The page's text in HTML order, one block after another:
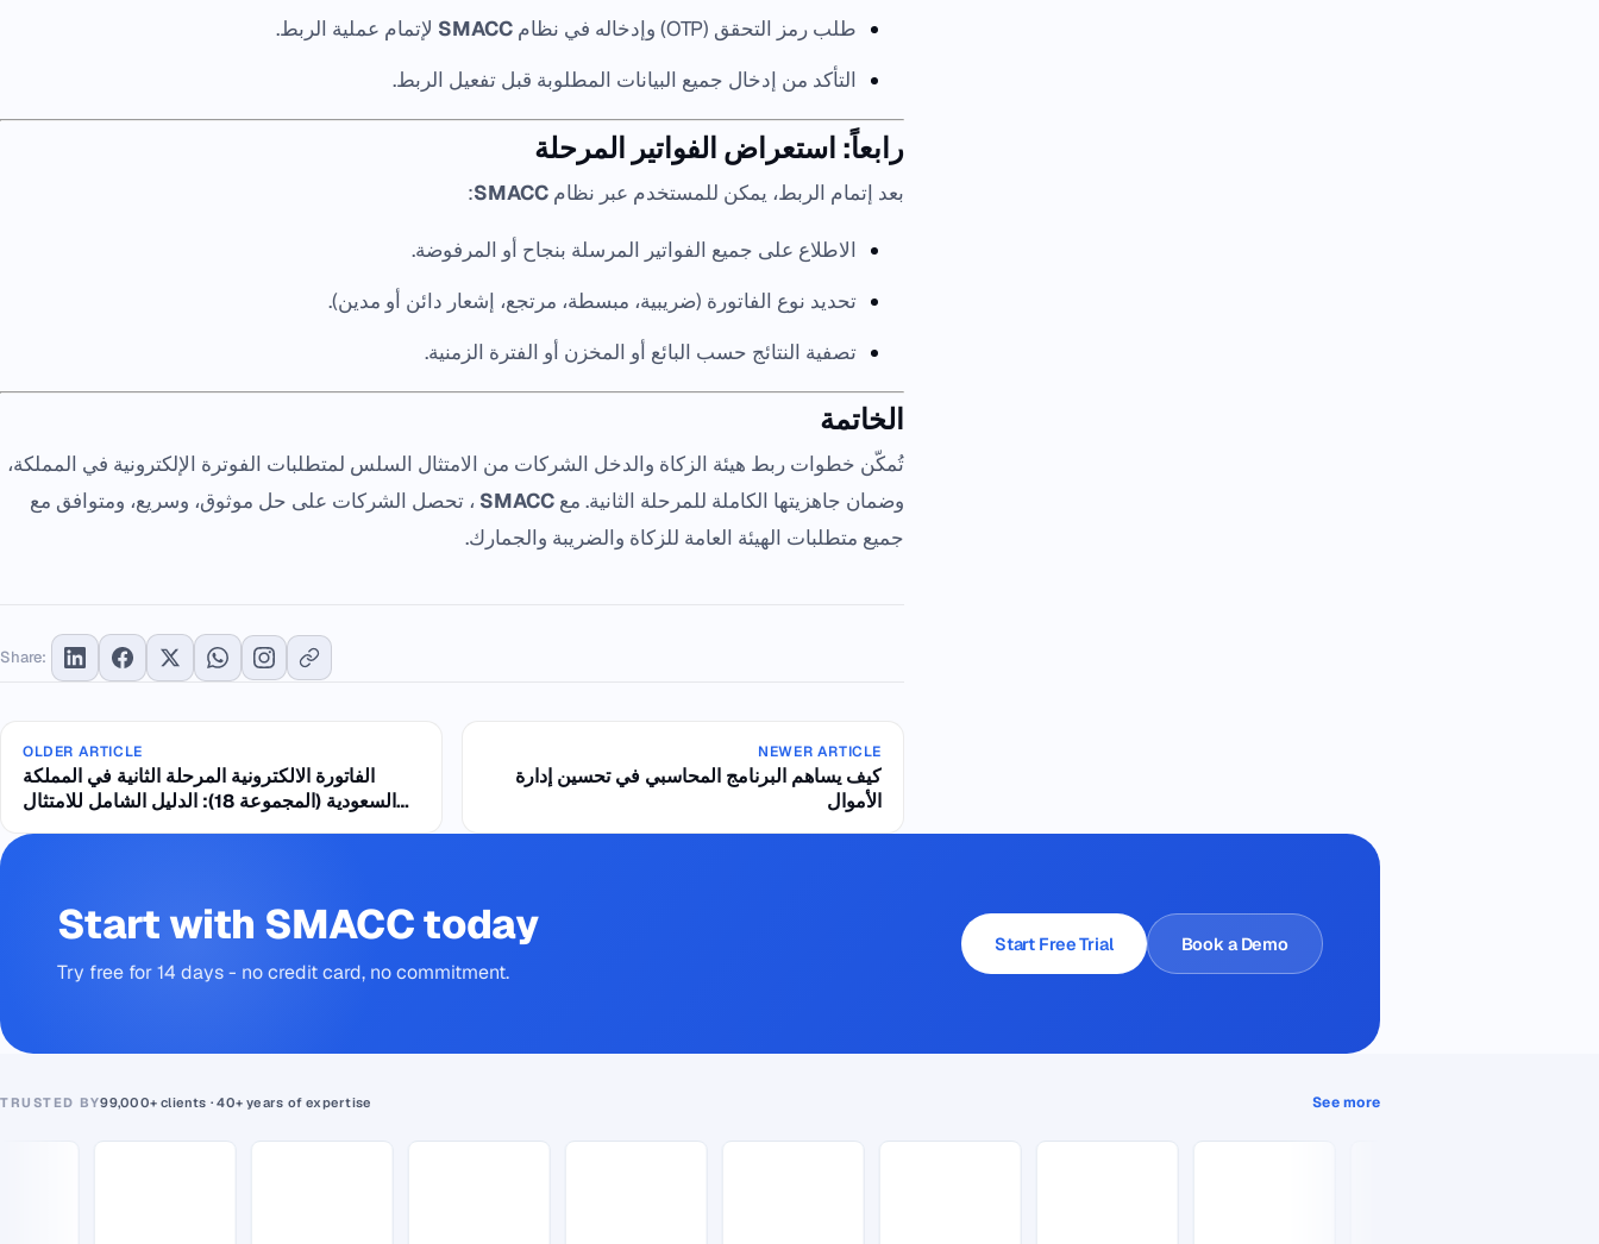
طلب رمز التحقق (OTP) وإدخاله في نظام
SMACC لإتمام عملية الربط.
التأكد من إدخال جميع البيانات المطلوبة قبل تفعيل الربط.
رابعاً: استعراض الفواتير المرحلة
بعد إتمام الربط، يمكن للمستخدم عبر نظام SMACC
:
الاطلاع على جميع الفواتير المرسلة بنجاح أو المرفوضة.
تحديد نوع الفاتورة (ضريبية، مبسطة، مرتجع، إشعار دائن أو مدين).
تصفية النتائج حسب البائع أو المخزن أو الفترة الزمنية.
الخاتمة
تُمكّن خطوات ربط هيئة الزكاة والدخل الشركات من الامتثال السلس لمتطلبات الفوترة الإلكترونية في المملكة،
وضمان جاهزيتها الكاملة للمرحلة الثانية. مع SMACC ، تحصل الشركات على حل موثوق، وسريع، ومتوافق مع
جميع متطلبات الهيئة العامة للزكاة والضريبة والجمارك.
Share:
OLDER ARTICLE
الفاتورة الالكترونية المرحلة الثانية في المملكة
السعودية (المجموعة 18): الدليل الشامل للامتثال
NEWER ARTICLE
كيف يساهم البرنامج المحاسبي في تحسين إدارة
الأموال
Start with SMACC today
Try free for 14 days - no credit card, no commitment.
Start Free Trial Book a Demo
TRUSTED BY99,000+ clients · 40+ years of expertise See more